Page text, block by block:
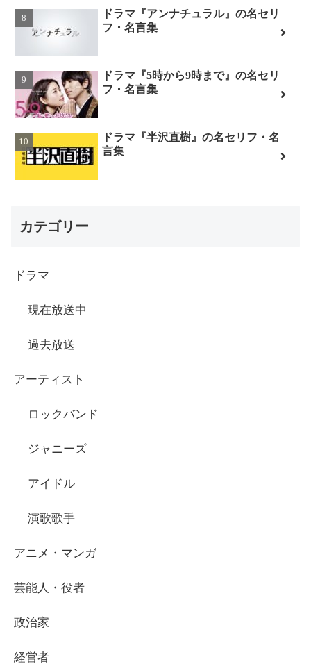
ドラマ『アンナチュラル』の名セリ
フ・名言集
ドラマ『5時から9時まで』の名セリ
フ・名言集
ドラマ『半沢直樹』の名セリフ・名
言集
カテゴリー
ドラマ
現在放送中
過去放送
アーティスト
ロックバンド
ジャニーズ
アイドル
演歌歌手
アニメ・マンガ
芸能人・役者
政治家
経営者